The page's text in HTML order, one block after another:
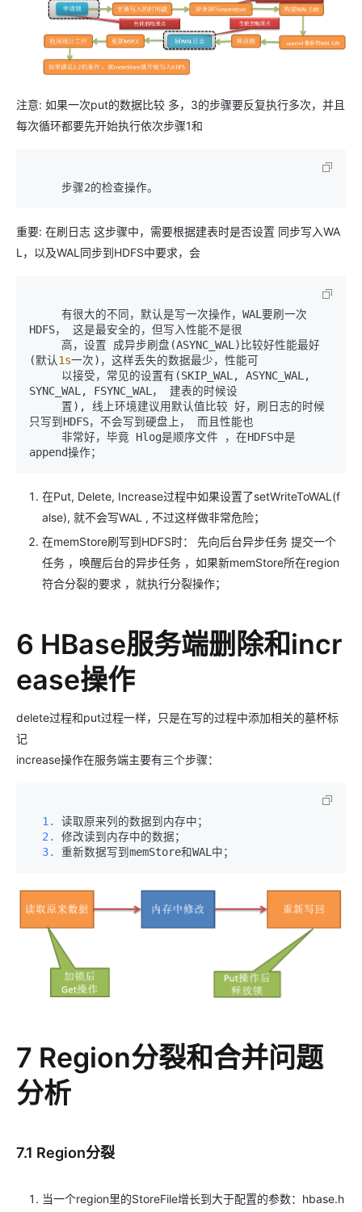
注意: 如果一次put的数据比较 多，3的步骤要反复执行多次，并且
每次循环都要先开始执行依次步骤1和
     步骤2的检查操作。
重要: 在刷日志 这步骤中，需要根据建表时是否设置 同步写入WA
L，以及WAL同步到HDFS中要求，会
HDFS， 这是最安全的，但写入性能不是很
(默认1s一次)，这样丢失的数据最少，性能可
SYNC_WAL, FSYNC_WAL， 建表的时候设
只写到HDFS，不会写到硬盘上， 而且性能也
append操作；
在Put, Delete, Increase过程中如果设置了setWriteToWAL(f
alse), 就不会写WAL , 不过这样做非常危险；
在memStore刷写到HDFS时： 先向后台异步任务 提交一个
任务 ，唤醒后台的异步任务 ，如果新memStore所在region
符合分裂的要求 ，就执行分裂操作；
6 HBase服务端删除和incr
ease操作
delete过程和put过程一样，只是在写的过程中添加相关的墓杯标
记
increase操作在服务端主要有三个步骤：
  1.
  2.
  3.
重新数据写到memStore和WAL中；
7 Region分裂和合并问题
分析
7.1 Region分裂
当一个region里的StoreFile增长到大于配置的参数：hbase.h